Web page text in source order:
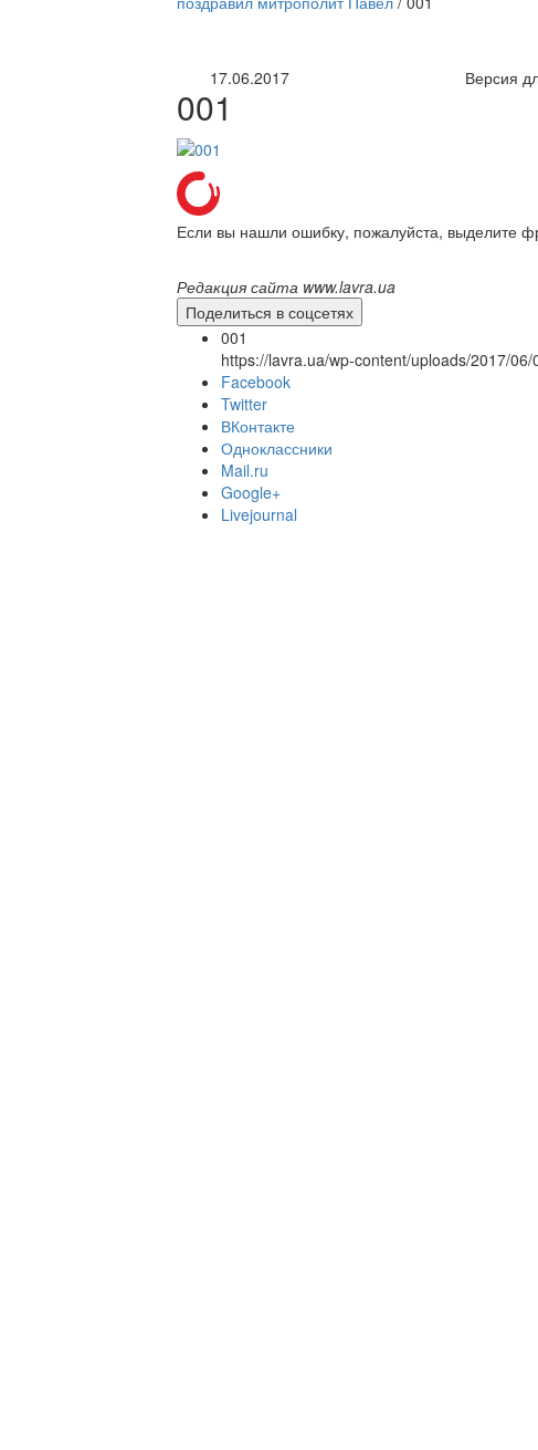
17.06.2017 Версия
001
Если вы нашли ошибку, пожалуйста, выделите
Редакция сайта www.lavra.ua
Поделиться в соцсетях
001
https://lavra.ua/wp-content/uploads/2017/
Facebook
Twitter
ВКонтакте
Одноклассники
Mail.ru
Google+
Livejournal